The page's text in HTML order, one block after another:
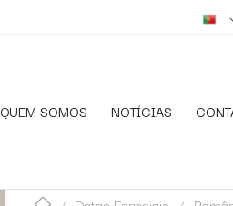
QUEM SOMOS NOTÍCIAS